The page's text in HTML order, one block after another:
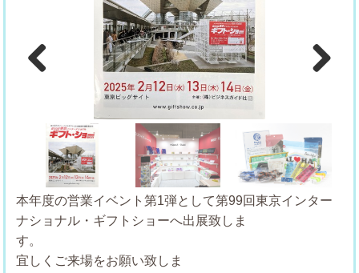
本年度の営業イベント第1弾として第99回東京インター
ナショナル・ギフトショーへ出展致しま
す
宜しくご来場をお願い致しま